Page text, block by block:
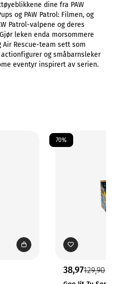
dine fra PAW
og PAW Patrol: Filmen, og
Patrol-valpene og deres
leken enda morsommere
Rescue-team sett som
og småbarnsleker
eventyr inspirert av serien.
70%
38,97129,90